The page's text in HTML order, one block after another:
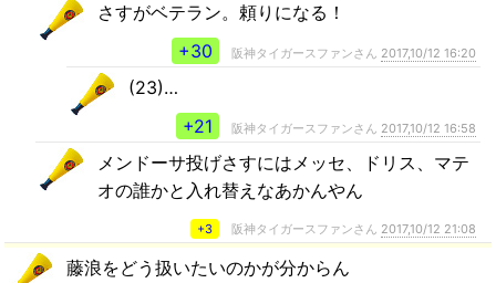
さすがベテラン。頼りになる！
+30
阪神タイガースファンさん 2017,10/12 16:20
(23)…
+21
阪神タイガースファンさん 2017,10/12 16:58
メンドーサ投げさすにはメッセ、ドリス、マテ
オの誰かと入れ替えなあかんやん
+3 阪神タイガースファンさん 2017,10/12 21:08
藤浪をどう扱いたいのかが分からん